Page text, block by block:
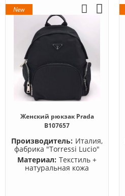
New
Женский рюкзак Prada
B107657
Производитель: Италия,
фабрика "Torressi Lucio"
Материал: Текстиль +
натуральная кожа